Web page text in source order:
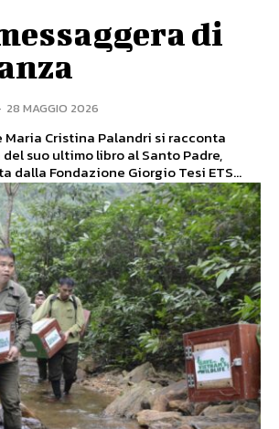
di
28 MAGGIO 2026
Maria Cristina Palandri si racconta
suo ultimo libro al Santo Padre,
dalla Fondazione Giorgio Tesi ETS...